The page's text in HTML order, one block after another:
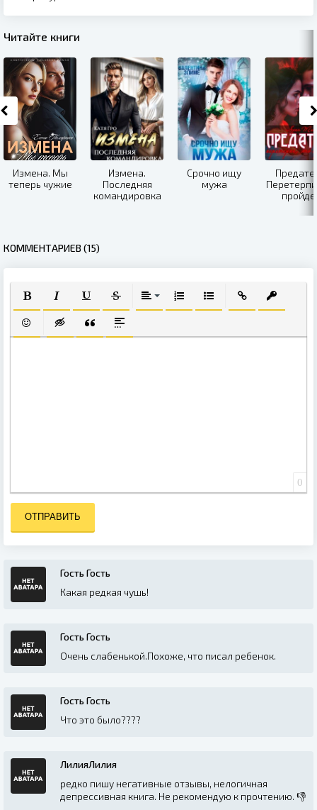
Читайте книги
Измена. Мы
теперь чужие
Измена.
Последняя
командировка
Срочно ищу
мужа
КОММЕНТАРИЕВ (15)
ПОЛУЖИРНЫЙ
КУРСИВПОДЧЕРКНУТЫЙ
ЗАЧЕРКНУТЫЙВЫРАВНИВАНИЕ
НУМЕРОВАННЫЙ СПИСОК
МАРКИРОВАННЫЙ
ВСТАВИТЬ
ВСТАВИТЬ СМАЙЛИК
ВСТАВКА СКРЫТОГО ТЕКСТА
ВСТАВКА ЦИТАТЫ
ВСТАВКА СПОЙЛЕРА
0
ОТПРАВИТЬ
Гость Гость
Какая редкая чушь!
Гость Гость
Очень слабенькой.Похоже, что писал ребенок.
Гость Гость
Что это было????
ЛилияЛилия
редко пишу негативные отзывы, нелогичная
депрессивная книга. Не рекомендую к прочтению. 👎